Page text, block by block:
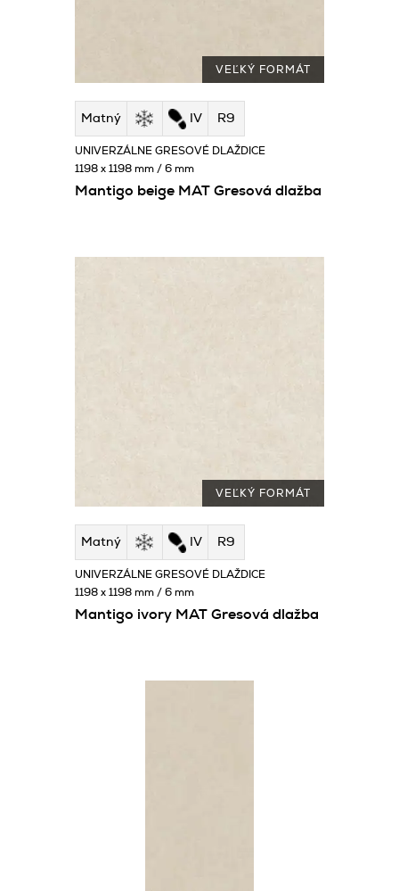
VEĽKÝ FORMÁT
Matný IV R9
Mantigo beige MAT Gresová dlažba
UNIVERZÁLNE GRESOVÉ DLAŽDICE
1198 x 1198 mm / 6 mm
VEĽKÝ FORMÁT
Matný IV R9
Mantigo ivory MAT Gresová dlažba
UNIVERZÁLNE GRESOVÉ DLAŽDICE
1198 x 1198 mm / 6 mm